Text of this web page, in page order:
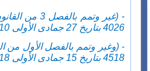
4026 بتاريخ 27 جمادى الأولى 1410 (27 ديسمبر 1989) ويعمل به ابتداء من فاتح يناير 1990).
4518 بتاريخ 15 جمادى الأولى 1418 (18 سبتمبر 1997)*: